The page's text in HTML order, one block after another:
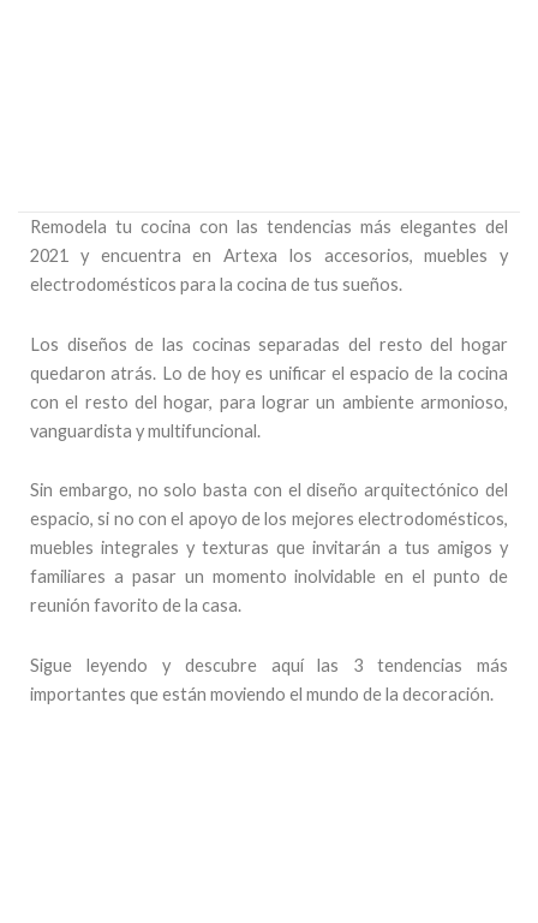
Remodela tu cocina con las tendencias más elegantes del
2021 y encuentra en Artexa los accesorios, muebles y
electrodomésticos para la cocina de tus sueños.
Los diseños de las cocinas separadas del resto del hogar
quedaron atrás. Lo de hoy es unificar el espacio de la cocina
con el resto del hogar, para lograr un ambiente armonioso,
vanguardista y multifuncional.
Sin embargo, no solo basta con el diseño arquitectónico del
espacio, si no con el apoyo de los mejores electrodomésticos,
muebles integrales y texturas que invitarán a tus amigos y
familiares a pasar un momento inolvidable en el punto de
reunión favorito de la casa.
Sigue leyendo y descubre aquí las 3 tendencias más
importantes que están moviendo el mundo de la decoración.